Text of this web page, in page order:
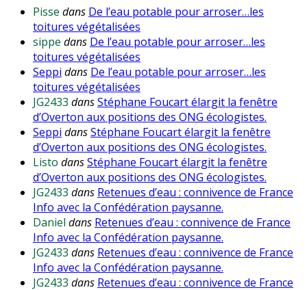
Pisse dans De l’eau potable pour arroser…les
toitures végétalisées
sippe dans De l’eau potable pour arroser…les
toitures végétalisées
Seppi dans De l’eau potable pour arroser…les
toitures végétalisées
JG2433 dansStéphane Foucart élargit la fenêtre
d’Overton aux positions des ONG écologistes.
Seppi dansStéphane Foucart élargit la fenêtre
d’Overton aux positions des ONG écologistes.
Listo dansStéphane Foucart élargit la fenêtre
d’Overton aux positions des ONG écologistes.
JG2433 dans Retenues d’eau : connivence de France
Info avec la Confédération paysanne.
Daniel dans Retenues d’eau : connivence de France
Info avec la Confédération paysanne.
JG2433 dans Retenues d’eau : connivence de France
Info avec la Confédération paysanne.
JG2433 dans Retenues d’eau : connivence de France